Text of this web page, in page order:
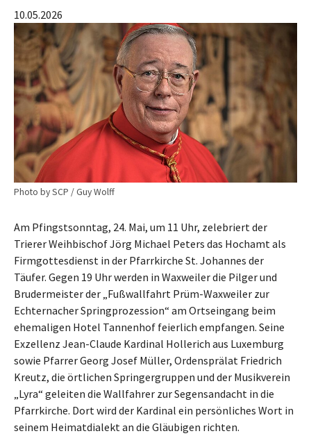
Photo by SCP / Guy Wolff
10.05.2026
Am Pfingstsonntag, 24. Mai, um 11 Uhr, zelebriert der
Trierer Weihbischof Jörg Michael Peters das Hochamt als
Firmgottesdienst in der Pfarrkirche St. Johannes der
Täufer. Gegen 19 Uhr werden in Waxweiler die Pilger und
Brudermeister der „Fußwallfahrt Prüm-Waxweiler zur
Echternacher Springprozession“ am Ortseingang beim
ehemaligen Hotel Tannenhof feierlich empfangen. Seine
Exzellenz Jean-Claude Kardinal Hollerich aus Luxemburg
sowie Pfarrer Georg Josef Müller, Ordensprälat Friedrich
Kreutz, die örtlichen Springergruppen und der Musikverein
„Lyra“ geleiten die Wallfahrer zur Segensandacht in die
Pfarrkirche. Dort wird der Kardinal ein persönliches Wort in
seinem Heimatdialekt an die Gläubigen richten.